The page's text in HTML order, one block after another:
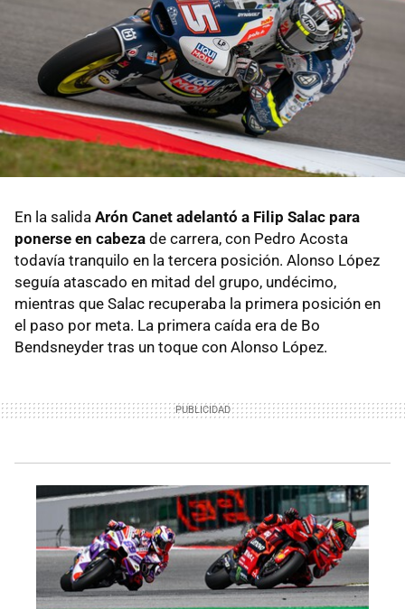
En la salida Arón Canet adelantó a Filip Salac para
ponerse en cabeza de carrera, con Pedro Acosta
todavía tranquilo en la tercera posición. Alonso López
seguía atascado en mitad del grupo, undécimo,
mientras que Salac recuperaba la primera posición en
el paso por meta. La primera caída era de Bo
Bendsneyder tras un toque con Alonso López.